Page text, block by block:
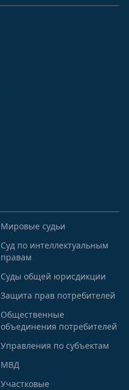
Мировые судьи
Суд по интеллектуальным
правам
Суды общей юрисдикции
Защита прав потребителей
Общественные
объединения потребителей
Управления по субъектам
МВД
Участковые